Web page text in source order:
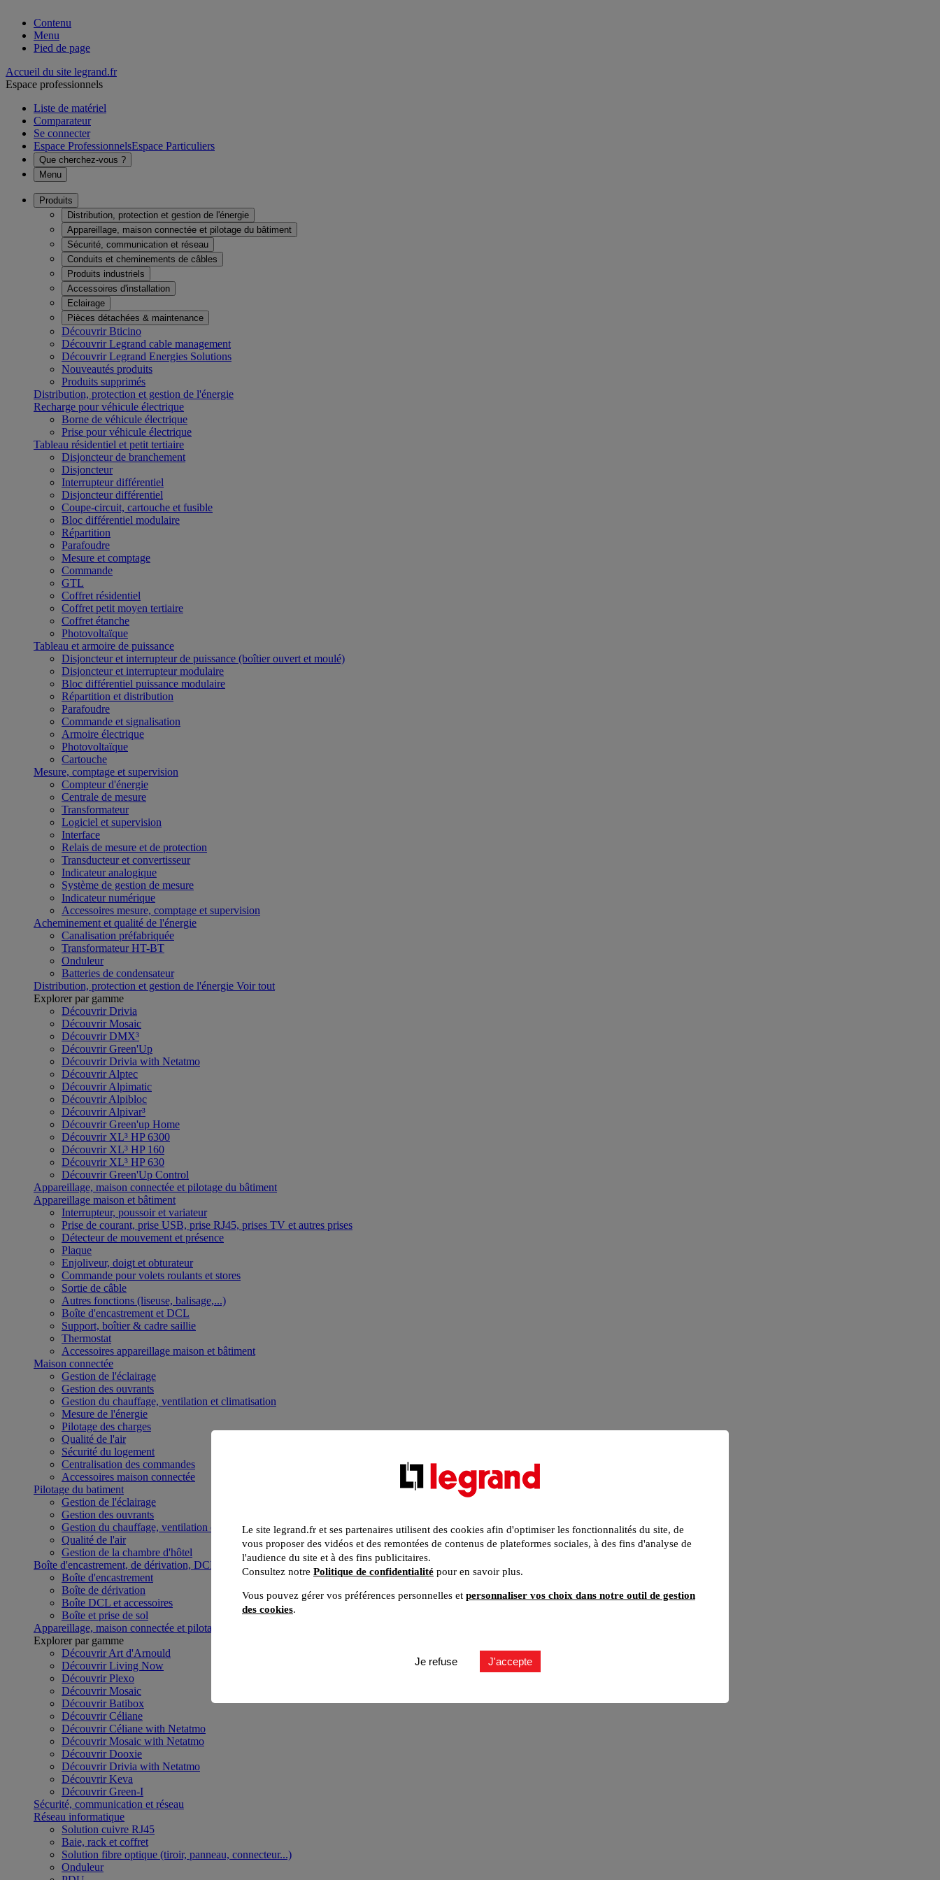
Contenu
Menu
Pied de page
Accueil du site legrand.fr
Espace professionnels
Liste de matériel
Comparateur
Se connecter
Espace ProfessionnelsEspace Particuliers
Que cherchez-vous ?
Menu
Produits
Distribution, protection et gestion de l'énergie
Appareillage, maison connectée et pilotage du bâtiment
Sécurité, communication et réseau
Conduits et cheminements de câbles
Produits industriels
Accessoires d'installation
Eclairage
Pièces détachées & maintenance
Découvrir Bticino
Découvrir Legrand cable management
Découvrir Legrand Energies Solutions
Nouveautés produits
Produits supprimés
Distribution, protection et gestion de l'énergie
Recharge pour véhicule électrique
Borne de véhicule électrique
Prise pour véhicule électrique
Tableau résidentiel et petit tertiaire
Disjoncteur de branchement
Disjoncteur
Interrupteur différentiel
Disjoncteur différentiel
Coupe-circuit, cartouche et fusible
Bloc différentiel modulaire
Répartition
Parafoudre
Mesure et comptage
Commande
GTL
Coffret résidentiel
Coffret petit moyen tertiaire
Coffret étanche
Photovoltaïque
Tableau et armoire de puissance
Disjoncteur et interrupteur de puissance (boîtier ouvert et moulé)
Disjoncteur et interrupteur modulaire
Bloc différentiel puissance modulaire
Répartition et distribution
Parafoudre
Commande et signalisation
Armoire électrique
Photovoltaïque
Cartouche
Mesure, comptage et supervision
Compteur d'énergie
Centrale de mesure
Transformateur
Logiciel et supervision
Interface
Relais de mesure et de protection
Transducteur et convertisseur
Indicateur analogique
Système de gestion de mesure
Indicateur numérique
Accessoires mesure, comptage et supervision
Acheminement et qualité de l'énergie
Canalisation préfabriquée
Transformateur HT-BT
Onduleur
Batteries de condensateur
Distribution, protection et gestion de l'énergie Voir tout
Explorer par gamme
Découvrir Drivia
Découvrir Mosaic
Découvrir DMX³
Découvrir Green'Up
Découvrir Drivia with Netatmo
Découvrir Alptec
Découvrir Alpimatic
Découvrir Alpibloc
Découvrir Alpivar³
Découvrir Green'up Home
Découvrir XL³ HP 6300
Découvrir XL³ HP 160
Découvrir XL³ HP 630
Découvrir Green'Up Control
Appareillage, maison connectée et pilotage du bâtiment
Appareillage maison et bâtiment
Interrupteur, poussoir et variateur
Prise de courant, prise USB, prise RJ45, prises TV et autres prises
Détecteur de mouvement et présence
Plaque
Enjoliveur, doigt et obturateur
Commande pour volets roulants et stores
Sortie de câble
Autres fonctions (liseuse, balisage,...)
Boîte d'encastrement et DCL
Support, boîtier & cadre saillie
Thermostat
Accessoires appareillage maison et bâtiment
Maison connectée
Gestion de l'éclairage
Gestion des ouvrants
Gestion du chauffage, ventilation et climatisation
Mesure de l'énergie
Pilotage des charges
Qualité de l'air
Sécurité du logement
Centralisation des commandes
Accessoires maison connectée
Pilotage du batiment
Gestion de l'éclairage
Gestion des ouvrants
Gestion du chauffage, ventilation et climatisation
Qualité de l'air
Gestion de la chambre d'hôtel
Boîte d'encastrement, de dérivation, DCL et boîte de sol
Boîte d'encastrement
Boîte de dérivation
Boîte DCL et accessoires
Boîte et prise de sol
Appareillage, maison connectée et pilotage du bâtiment
Explorer par gamme
Découvrir Art d'Arnould
Découvrir Living Now
Découvrir Plexo
Découvrir Mosaic
Découvrir Batibox
Découvrir Céliane
Découvrir Céliane with Netatmo
Découvrir Mosaic with Netatmo
Découvrir Dooxie
Découvrir Drivia with Netatmo
Découvrir Keva
Découvrir Green-I
Sécurité, communication et réseau
Réseau informatique
Solution cuivre RJ45
Baie, rack et coffret
Solution fibre optique (tiroir, panneau, connecteur...)
Onduleur
Le site legrand.fr et ses partenaires utilisent des cookies afin d'optimiser les fonctionnalités du site, de
vous proposer des vidéos et des remontées de contenus de plateformes sociales, à des fins d'analyse de
l'audience du site et à des fins publicitaires.
Consultez notre Politique de confidentialité pour en savoir plus.
Vous pouvez gérer vos préférences personnelles et personnaliser vos choix dans notre outil de gestion
des cookies.
Je refuse J'accepte